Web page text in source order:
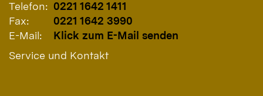
Telefon: 0221 1642 1411
Fax:
0221 1642 3990
E-Mail:
Klick zum E-Mail senden
Service und Kontakt